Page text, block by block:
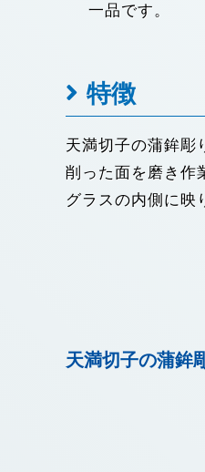
一品です。
特徴
天満切子の蒲鉾彫
削った面を磨き作
グラスの内側に映
天満切子の蒲鉾